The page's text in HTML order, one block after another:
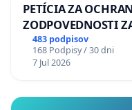
PETÍCIA ZA
ZODPOVEDNOSTI
A ZLYHANIE ŠTÁTU
483 podpisov
168 Podpisy / 30 dni
7 Jul 2026